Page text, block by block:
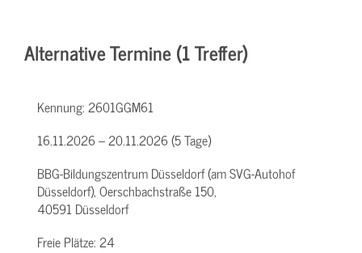
Alternative Termine (1 Treffer)
Kennung:2601GGM61
16.11.2026 – 20.11.2026 (5 Tage)
BBG-Bildungszentrum Düsseldorf (am SVG-Autohof
Düsseldorf), Oerschbachstraße 150,
40591 Düsseldorf
Freie Plätze:24